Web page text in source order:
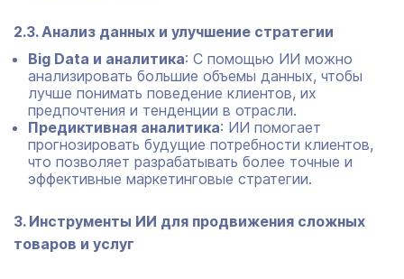
2.3. Анализ данных и улучшение стратегии
Big Data и аналитика: С помощью ИИ можно
анализировать большие объемы данных, чтобы
лучше понимать поведение клиентов, их
предпочтения и тенденции в отрасли.
Предиктивная аналитика: ИИ помогает
прогнозировать будущие потребности клиентов,
что позволяет разрабатывать более точные и
эффективные маркетинговые стратегии.
3. Инструменты ИИ для продвижения сложных
товаров и услуг